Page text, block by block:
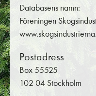
Databasens namn:
Föreningen
Postadress
Box 55525
102 04 Stockholm